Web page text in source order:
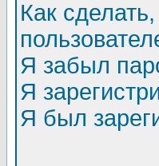
Как
Я забыл
Я
Я был